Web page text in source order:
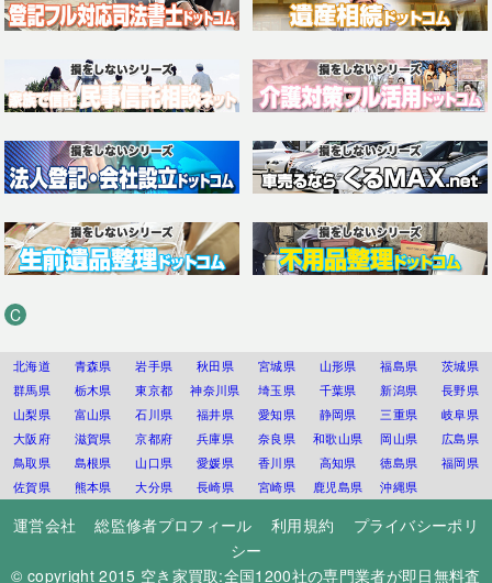
C
北海道 青森県 岩手県 秋田県 宮城県 山形県 福島県
茨城県
群馬県
栃木県 東京都 神奈川県 埼玉県 千葉県 新潟県
長野県
山梨県
富山県 石川県 福井県 愛知県 静岡県 三重県
岐阜県
大阪府
滋賀県 京都府 兵庫県 奈良県 和歌山県 岡山県
広島県
鳥取県
島根県 山口県 愛媛県 香川県 高知県 徳島県
福岡県
佐賀県
熊本県 大分県 長崎県 宮崎県 鹿児島県 沖縄県
運営会社 総監修者プロフィール 利用規約
プライバシーポリ
シー
© copyright 2015 空き家買取:全国1200社の専門業者が即日無料査